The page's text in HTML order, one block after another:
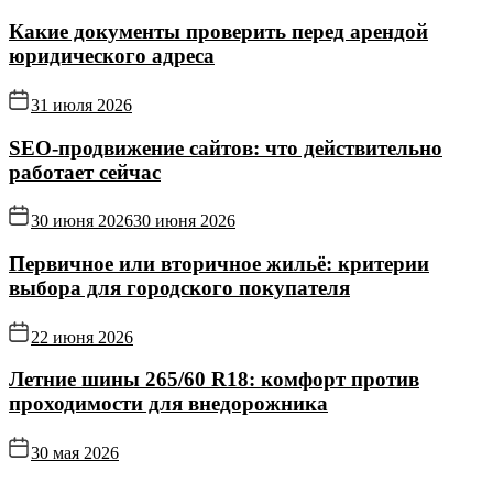
Какие документы проверить перед арендой
юридического адреса
31 июля 2026
SEO-продвижение сайтов: что действительно
работает сейчас
30 июня 202630 июня 2026
Первичное или вторичное жильё: критерии
выбора для городского покупателя
22 июня 2026
Летние шины 265/60 R18: комфорт против
проходимости для внедорожника
30 мая 2026